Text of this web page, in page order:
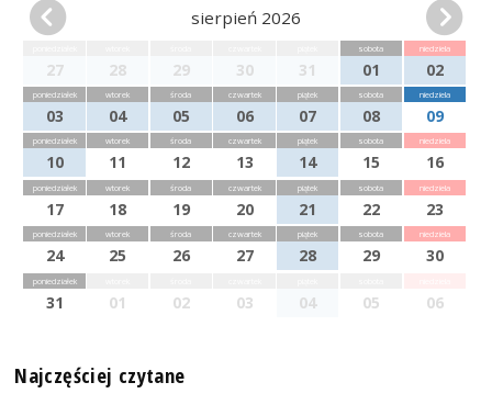
sierpień 2026
27 28 29 30 31
sobota
01
niedziela
02
poniedziałek
03
wtorek
04
środa
05
czwartek
06
piątek
07
sobota
08
niedziela
09
poniedziałek
10
wtorek
11
środa
12
czwartek
13
piątek
14
sobota
15
niedziela
16
poniedziałek
17
wtorek
18
środa
19
czwartek
20
piątek
21
sobota
22
niedziela
23
poniedziałek
24
wtorek
25
środa
26
czwartek
27
piątek
28
sobota
29
niedziela
30
poniedziałek
31 01 02 03 04 05 06
Najczęściej czytane